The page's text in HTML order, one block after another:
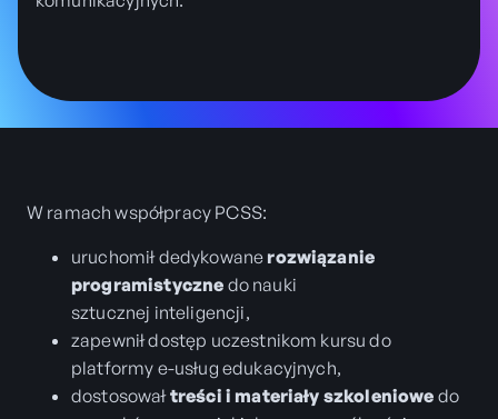
W ramach współpracy PCSS:
uruchomił dedykowane rozwiązanie
programistyczne do nauki
sztucznej inteligencji,
zapewnił dostęp uczestnikom kursu do
platformy e-usług edukacyjnych,
dostosowałtreści i materiały szkoleniowe do